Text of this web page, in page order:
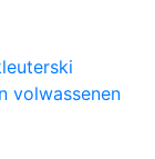
volwassenen